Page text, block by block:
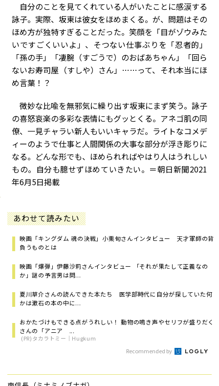
自分のことを見てくれている人がいたことに感涙する
詠子。実際、坂東は彼女をほめまくる。が、問題はその
ほめ方が独特すぎることだった。笑顔を「目がゾウみた
いですごくいいよ」、そつない仕事ぶりを「忍者的」
「孫の手」「凄腕（すごうで）のおばあちゃん」「回ら
ないお寿司屋（すしや）さん」……って、それ本当にほ
め言葉！？
微妙な比喩を無邪気に繰り出す坂東にまず笑う。詠子
の喜怒哀楽の多彩な表情にもグッとくる。アネゴ肌の同
僚、一見チャラい新人もいいキャラだ。ライトなコメデ
ィーのようで仕事と人間関係の大事な部分が浮き彫りに
なる。どんな形でも、ほめられればやはり人はうれしい
もの。自分も臆せずほめていきたい。＝朝日新聞2021
年6月5日掲載
あわせて読みたい
映画「キングダム 魂の決戦」小栗旬さんインタビュー 天才軍師の背
負うものとは
映画「爆弾」伊藤沙莉さんインタビュー 「それが果たして正義なの
か」謎の予言男は問...
夏川草介さんの読んできた本たち 医学部時代に自分が探していた何
かは漱石の本の中に...
おかたづけもできる点がうれしい！ 動物の鳴き声やセリフが盛りだく
さんの「アニア ...
(PR)タカラトミー｜Hugkum
Recommended by